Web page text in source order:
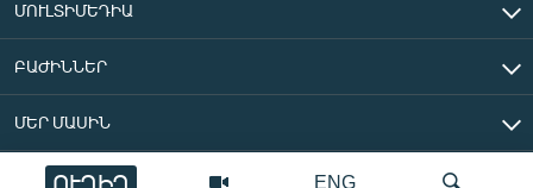
ENG
ՈՒՂԻՂ
ՄՈՒԼՏԻՄԵԴԻԱ
ԲԱԺԻՆՆԵՐ
ՄԵՐ ՄԱՍԻՆ
«Ազատ Եվրոպա/Ազատություն» ռադիոկայան © 2026